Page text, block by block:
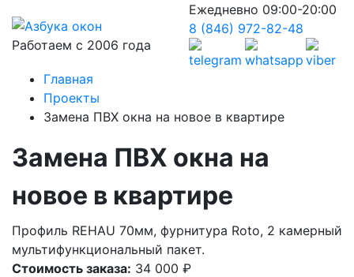
Работаем с 2006 года
Ежедневно 09:00-20:00
8 (846) 972-82-48
Главная
Проекты
Замена ПВХ окна на новое в квартире
Замена ПВХ окна на
новое в квартире
Профиль REHAU 70мм, фурнитура Roto, 2 камерный
мультифункциональный пакет.
Стоимость заказа: 34 000 ₽